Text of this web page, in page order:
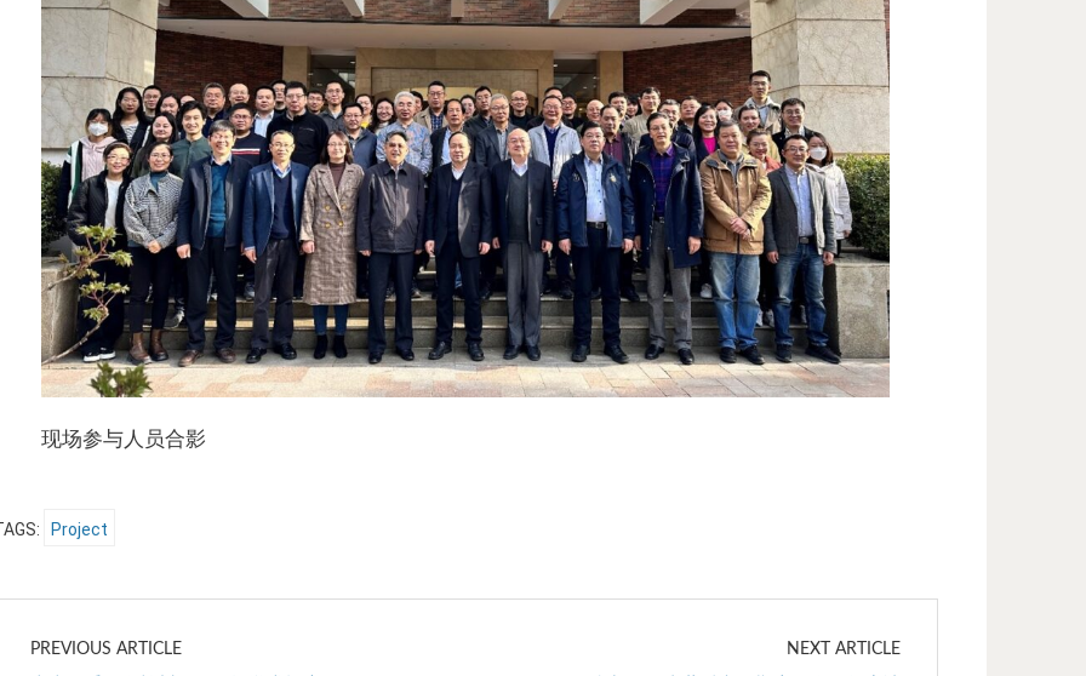
现场参与人员合影
Project
PREVIOUS ARTICLE NEXT ARTICLE